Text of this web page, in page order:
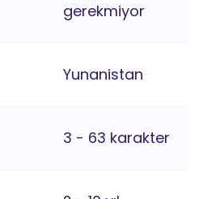
gerekmiyor
Yunanistan
3 - 63 karakter